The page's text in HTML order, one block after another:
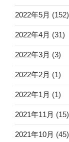
2022年5月 (152)
2022年4月 (31)
2022年3月 (3)
2022年2月 (1)
2022年1月 (1)
2021年11月 (15)
2021年10月 (45)